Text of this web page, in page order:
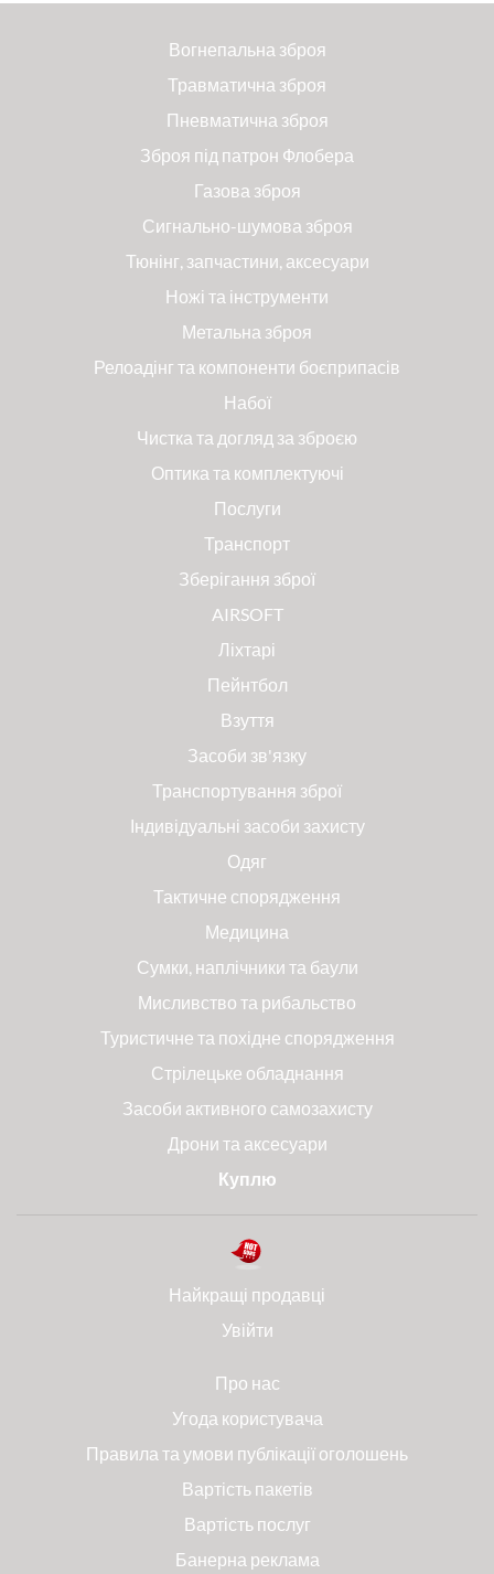
Вогнепальна зброя
Травматична зброя
Пневматична зброя
Зброя під патрон Флобера
Газова зброя
Сигнально-шумова зброя
Тюнінг, запчастини, аксесуари
Ножі та інструменти
Метальна зброя
Релоадінг та компоненти боєприпасів
Набої
Чистка та догляд за зброєю
Оптика та комплектуючі
Послуги
Транспорт
Зберігання зброї
AIRSOFT
Ліхтарі
Пейнтбол
Взуття
Засоби зв'язку
Транспортування зброї
Індивідуальні засоби захисту
Одяг
Тактичне спорядження
Медицина
Сумки, наплічники та баули
Мисливство та рибальство
Туристичне та похідне спорядження
Стрілецьке обладнання
Засоби активного самозахисту
Дрони та аксесуари
Куплю
Найкращі продавці
Увійти
Про нас
Угода користувача
Правила та умови публікації оголошень
Вартість пакетів
Вартість послуг
Банерна реклама